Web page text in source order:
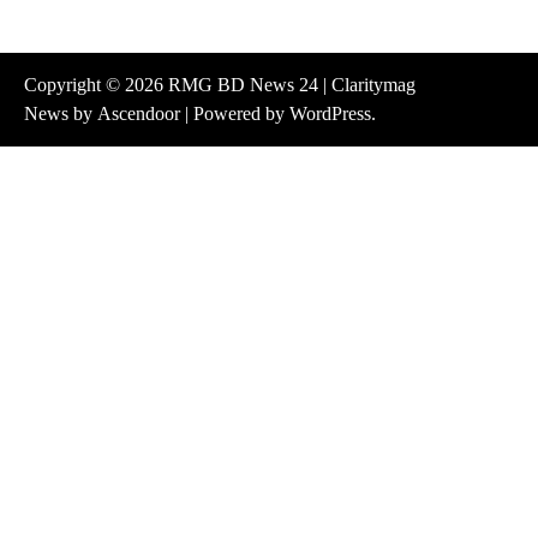
Copyright © 2026 RMG BD News 24 | Claritymag
News by Ascendoor| Powered by WordPress.